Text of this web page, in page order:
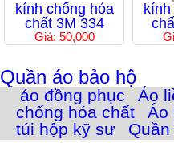
kính chống hóa
chất 3M 334
Giá: 50,000
Quần áo bảo hộ
áo đồng phục Áo
chống hóa chất
Áo
túi hộp kỹ sư